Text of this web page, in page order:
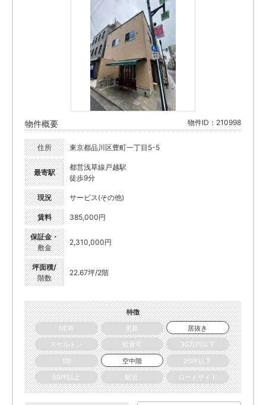
物件概要 物件ID：210998
住所 東京都品川区豊町一丁目5-5
最寄駅
都営浅草線戸越駅
徒歩9分
現況 サービス(その他)
賃料 385,000円
保証金・
敷金
2,310,000円
坪面積/
階数
22.67坪/2階
特徴
NEW
更新
居抜き
スケルトン
飲食可
30万円以下
1階
空中階
20坪以下
50坪以上
駅近 ロードサイド